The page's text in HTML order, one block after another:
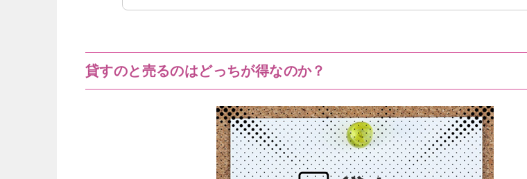
貸すのと売るのはどっちが得なのか？